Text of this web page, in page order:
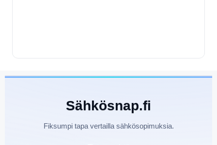
Sähkösnap.fi
Fiksumpi tapa vertailla sähkösopimuksia.